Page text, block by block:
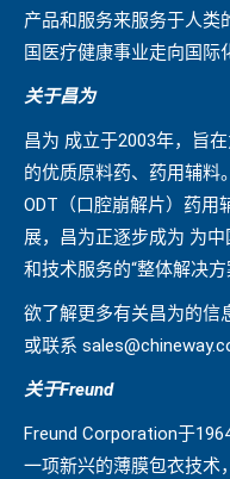
产品和服务来服务于人类
国医疗健康事业走向国际
关于昌为
昌为 成立于2003年，旨
的优质原料药、药用辅料
ODT（口腔崩解片）药用
展，昌为正逐步成为 为
和技术服务的“整体解决方
欲了解更多有关昌为的信
或联系
关于Freund
Freund Corporation于
一项新兴的薄膜包衣技术